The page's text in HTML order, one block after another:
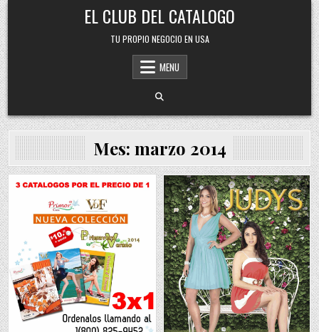
Skip
to
content
EL CLUB DEL CATALOGO
TU PROPIO NEGOCIO EN USA
MENU
Mes: marzo 2014
Posted
in
Posted
in